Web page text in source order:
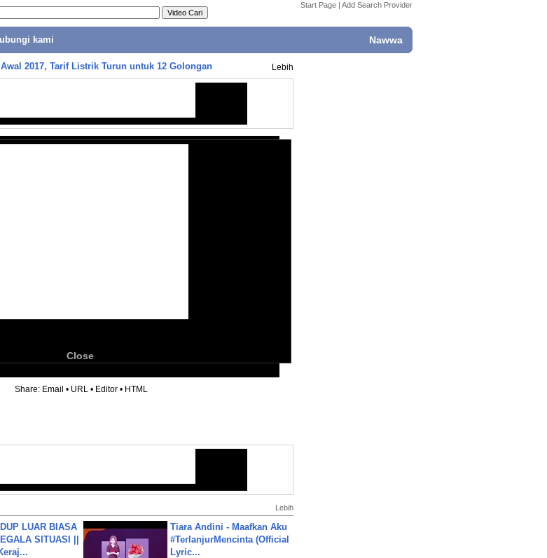
Start Page | Add Search Provider
kami Nawwa
Awal 2017, Tarif Listrik Turun untuk 12 Golongan Lebih
Close
Share: Email • URL • Editor • HTML
Lebih
LUAR BIASA
SITUASI ||
Tiara Andini - Maafkan Aku
#TerlanjurMencinta (Official
Lyric...